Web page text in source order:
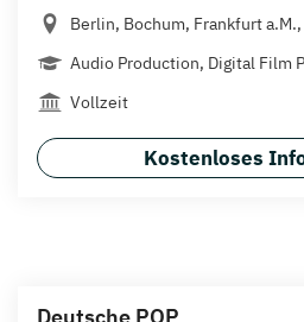
Berlin, Bochum, Frankfurt
Audio Production, Digital Film
Vollzeit
Kostenloses
Deutsche POP